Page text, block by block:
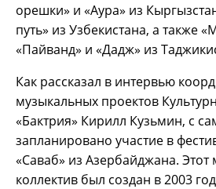
орешки» и «Аура» из
путь» из Узбекистана, а также
«Пайванд» и «Дадж» из
Как рассказал в интервью
музыкальных проектов
«Бактрия» Кирилл Кузьмин, с
запланировано участие в
«Саваб» из Азербайджана.
коллектив был создан в 2003